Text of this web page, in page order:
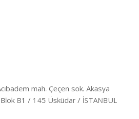
mah. Çeçen sok. Akasya
B1 / 145 Üsküdar / İSTANBUL